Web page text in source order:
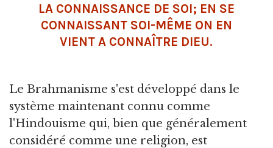
LA CONNAISSANCE DE SOI; EN SE
CONNAISSANT SOI-MÊME ON EN
VIENT A CONNAÎTRE DIEU.
Le Brahmanisme s'est développé dans le
système maintenant connu comme
l'Hindouisme qui, bien que généralement
considéré comme une religion, est